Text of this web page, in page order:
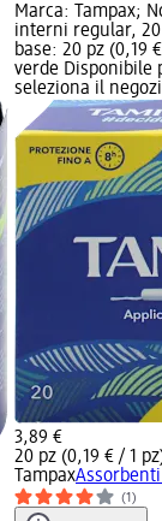
Marca: Tampax;
interni regular, 20
base: 20 pz (0,19
verde Disponibile
seleziona il
3,89 €
20 pz (0,19 € / 1
Tampax
(1)